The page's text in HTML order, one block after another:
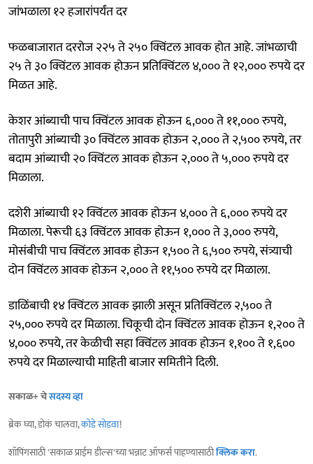
जांभळाला १२ हजारांपर्यंत दर
फळबाजारात दररोज २२५ ते २५० क्विंटल आवक होत आहे. जांभळाची
२५ ते ३० क्विंटल आवक होऊन प्रतिक्विंटल ४,००० ते १२,००० रुपये दर
मिळत आहे.
केशर आंब्याची पाच क्विंटल आवक होऊन ६,००० ते ११,००० रुपये,
तोतापुरी आंब्याची ३० क्विंटल आवक होऊन २,००० ते २,५०० रुपये, तर
बदाम आंब्याची २० क्विंटल आवक होऊन २,००० ते ५,००० रुपये दर
मिळाला.
दशेरी आंब्याची १२ क्विंटल आवक होऊन ४,००० ते ६,००० रुपये दर
मिळाला. पेरूची ६३ क्विंटल आवक होऊन १,००० ते ३,००० रुपये,
मोसंबीची पाच क्विंटल आवक होऊन १,५०० ते ६,५०० रुपये, संत्र्याची
दोन क्विंटल आवक होऊन २,००० ते ११,५०० रुपये दर मिळाला.
डाळिंबाची १४ क्विंटल आवक झाली असून प्रतिक्विंटल २,५०० ते
२५,००० रुपये दर मिळाला. चिकूची दोन क्विंटल आवक होऊन १,२०० ते
४,००० रुपये, तर केळीची सहा क्विंटल आवक होऊन १,१०० ते १,६००
रुपये दर मिळाल्याची माहिती बाजार समितीने दिली.
सकाळ+ चेसदस्य व्हा
ब्रेक घ्या, डोकं चालवा,कोडे सोडवा!
शॉपिंगसाठी 'सकाळ प्राईम डील्स'च्या भन्नाट ऑफर्स पाहण्यासाठीक्लिक करा.